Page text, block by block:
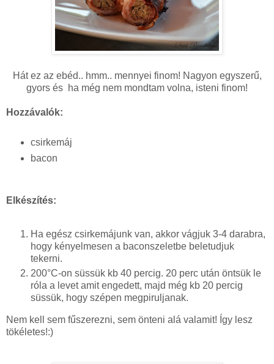
Hát ez az ebéd.. hmm.. mennyei finom! Nagyon egyszerű,
gyors és ha még nem mondtam volna, isteni finom!
Hozzávalók:
csirkemáj
bacon
Elkészítés:
Ha egész csirkemájunk van, akkor vágjuk 3-4 darabra,
hogy kényelmesen a baconszeletbe beletudjuk
tekerni.
200°C-on süssük kb 40 percig. 20 perc után öntsük le
róla a levet amit engedett, majd még kb 20 percig
süssük, hogy szépen megpiruljanak.
Nem kell sem fűszerezni, sem önteni alá valamit! Így lesz
tökéletes!:)